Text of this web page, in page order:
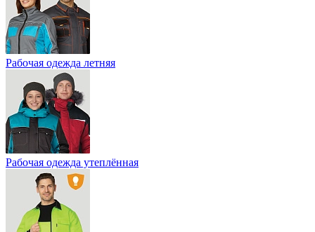
Рабочая одежда летняя
Рабочая одежда утеплённая